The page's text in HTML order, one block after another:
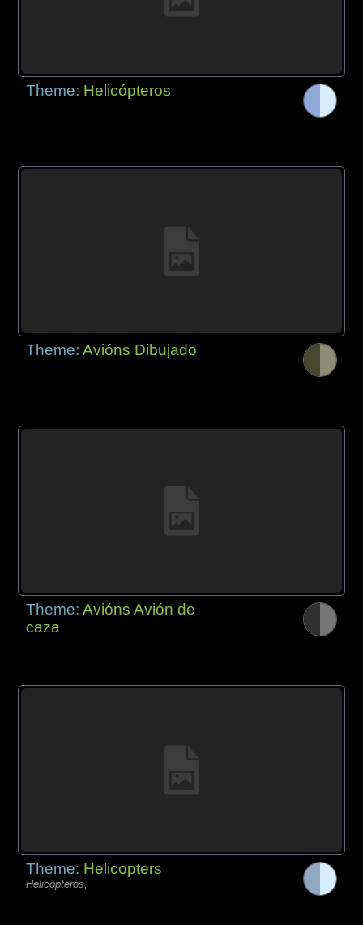
Theme: Helicópteros
Theme:Avións Dibujado
Theme:Avións Avión de
caza
Theme: Helicopters
Helicópteros,